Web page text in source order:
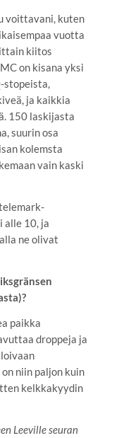
voittavani, kuten
vuotta
kiitos
on kisana yksi
stopeista,
ja kaikkia
150 laskijasta
suurin osa
kolemsta
vain kaski
alle 10, ja
ne olivat
paikka
droppeja ja
niin paljon kuin
kelkkakyydin
Leeville seuran